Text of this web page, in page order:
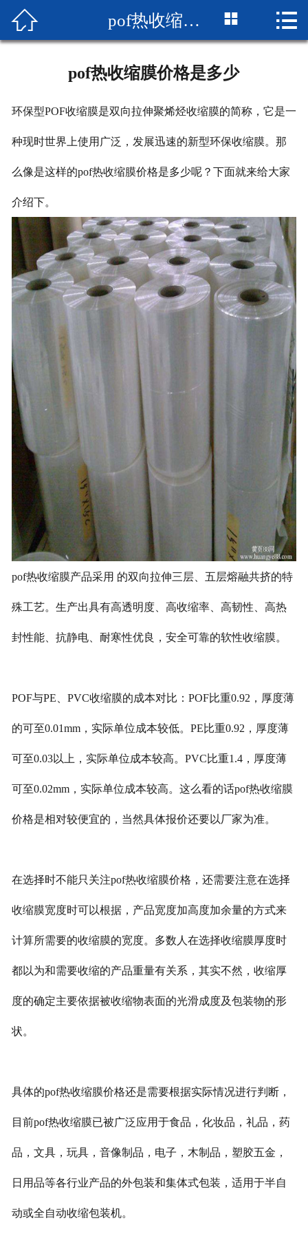
网站首页
厂房厂景
荣誉资质
联系我们
 pof热收缩膜价格是多少  
pof热收缩膜价格是多少
环保型POF收缩膜是双向拉伸聚烯烃收缩膜的简称，它是一
种现时世界上使用广泛，发展迅速的新型环保收缩膜。那
么像是这样的pof热收缩膜价格是多少呢？下面就来给大家
介绍下。
pof热收缩膜产品采用 的双向拉伸三层、五层熔融共挤的特
殊工艺。生产出具有高透明度、高收缩率、高韧性、高热
封性能、抗静电、耐寒性优良，安全可靠的软性收缩膜。
POF与PE、PVC收缩膜的成本对比：POF比重0.92，厚度薄
的可至0.01mm，实际单位成本较低。PE比重0.92，厚度薄
可至0.03以上，实际单位成本较高。PVC比重1.4，厚度薄
可至0.02mm，实际单位成本较高。这么看的话pof热收缩膜
价格是相对较便宜的，当然具体报价还要以厂家为准。
在选择时不能只关注pof热收缩膜价格，还需要注意在选择
收缩膜宽度时可以根据，产品宽度加高度加余量的方式来
计算所需要的收缩膜的宽度。多数人在选择收缩膜厚度时
都以为和需要收缩的产品重量有关系，其实不然，收缩厚
度的确定主要依据被收缩物表面的光滑成度及包装物的形
状。
具体的pof热收缩膜价格还是需要根据实际情况进行判断，
目前pof热收缩膜已被广泛应用于食品，化妆品，礼品，药
品，文具，玩具，音像制品，电子，木制品，塑胶五金，
日用品等各行业产品的外包装和集体式包装，适用于半自
动或全自动收缩包装机。